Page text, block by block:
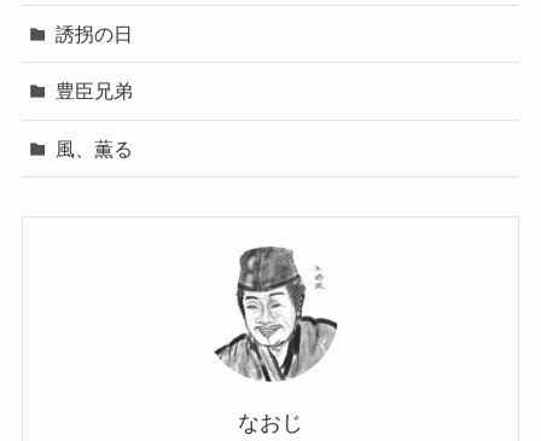
誘拐の日
豊臣兄弟
風、薫る
なおじ